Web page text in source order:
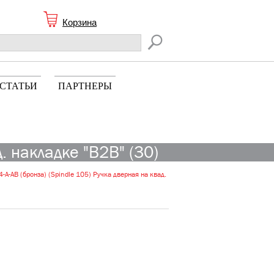
Корзина
ПАРТНЕРЫ
накладке "B2B" (30)
A-AB (бронза) (Spindle 105) Ручка дверная на квад.